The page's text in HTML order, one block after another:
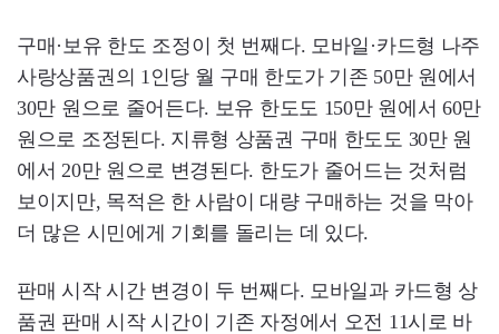
구매·보유 한도 조정이 첫 번째다. 모바일·카드형 나주
사랑상품권의 1인당 월 구매 한도가 기존 50만 원에서
30만 원으로 줄어든다. 보유 한도도 150만 원에서 60만
원으로 조정된다. 지류형 상품권 구매 한도도 30만 원
에서 20만 원으로 변경된다. 한도가 줄어드는 것처럼
보이지만, 목적은 한 사람이 대량 구매하는 것을 막아
더 많은 시민에게 기회를 돌리는 데 있다.
판매 시작 시간 변경이 두 번째다. 모바일과 카드형 상
품권 판매 시작 시간이 기존 자정에서 오전 11시로 바